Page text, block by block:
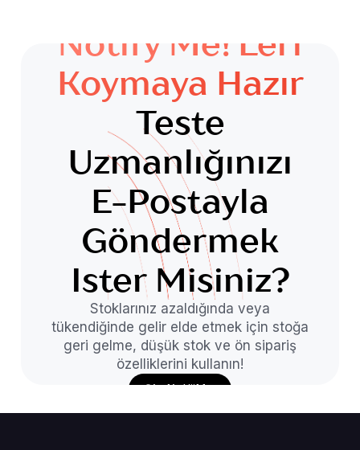
Notify Me!'leri
Koymaya Hazır
Teste
Uzmanlığınızı
E-Postayla
Göndermek
Ister Misiniz?
Stoklarınız azaldığında veya
tükendiğinde gelir elde etmek için stoğa
geri gelme, düşük stok ve ön sipariş
özelliklerini kullanın!
Şimdi Yükle